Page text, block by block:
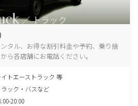
タル、お得な割引料金や予約、乗り捨
ら各店舗にお電話ください。
イトエーストラック 等
ラック・バスなど
20:00